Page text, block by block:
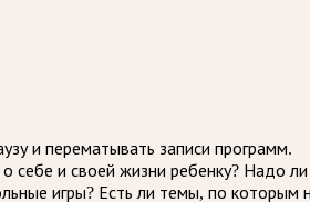
и перематывать записи программ.
себе и своей жизни ребенку? Надо
игры? Есть ли темы, по которым